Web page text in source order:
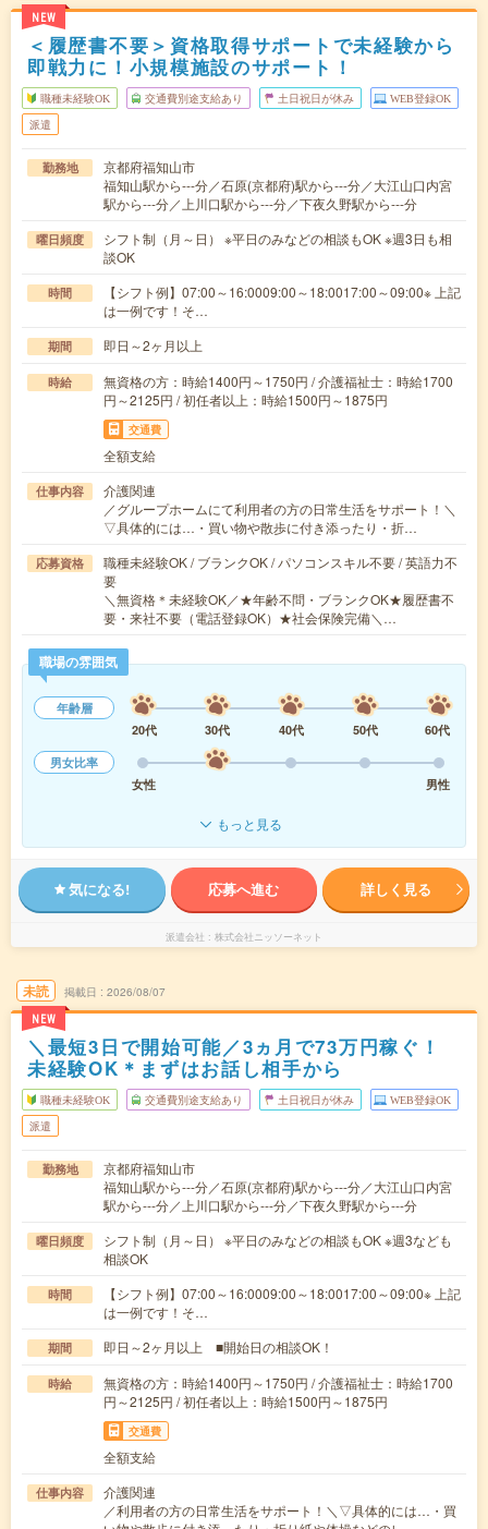
NEW
＜履歴書不要＞資格取得サポートで未経験から
即戦力に！小規模施設のサポート！
職種未経験OK 交通費別途支給あり 土日祝日が休み WEB登録OK
派遣
勤務地
京都府福知山市
福知山駅から---分／石原(京都府)駅から---分／大江山口内宮
駅から---分／上川口駅から---分／下夜久野駅から---分
曜日頻度
シフト制（月～日） ※平日のみなどの相談もOK ※週3日も相
談OK
時間
【シフト例】07:00～16:0009:00～18:0017:00～09:00※ 上記
は一例です！そ…
期間 即日～2ヶ月以上
時給
無資格の方：時給1400円～1750円 / 介護福祉士：時給1700
円～2125円 / 初任者以上：時給1500円～1875円
交通費
全額支給
仕事内容
介護関連
／グループホームにて利用者の方の日常生活をサポート！＼
▽具体的には…・買い物や散歩に付き添ったり・折…
応募資格
職種未経験OK / ブランクOK / パソコンスキル不要 / 英語力不
要
＼無資格＊未経験OK／★年齢不問・ブランクOK★履歴書不
要・来社不要（電話登録OK）★社会保険完備＼…
職場の雰囲気
年齢層
20代
30代 40代 50代
60代
男女比率
女性
男性
もっと見る
気になる! 応募へ進む 詳しく見る
派遣会社 株式会社ニッソーネット
未読
NEW
掲載日 2026/08/07
＼最短3日で開始可能／3ヵ月で73万円稼ぐ！
未経験OK＊まずはお話し相手から
職種未経験OK 交通費別途支給あり 土日祝日が休み WEB登録OK
派遣
勤務地
京都府福知山市
福知山駅から---分／石原(京都府)駅から---分／大江山口内宮
駅から---分／上川口駅から---分／下夜久野駅から---分
曜日頻度
シフト制（月～日） ※平日のみなどの相談もOK ※週3なども
相談OK
時間
【シフト例】07:00～16:0009:00～18:0017:00～09:00※ 上記
は一例です！そ…
期間 即日～2ヶ月以上 ■開始日の相談OK！
時給
無資格の方：時給1400円～1750円 / 介護福祉士：時給1700
円～2125円 / 初任者以上：時給1500円～1875円
交通費
全額支給
仕事内容
介護関連
／利用者の方の日常生活をサポート！＼▽具体的には…・買